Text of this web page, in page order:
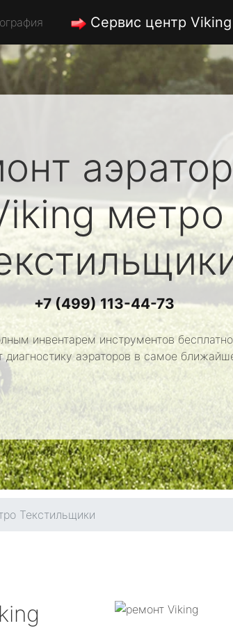
Сервис центр Viking
метро
+7 (499) 113-44-73
инвентарем инструментов
диагностику аэраторов в самое
Текстильщики